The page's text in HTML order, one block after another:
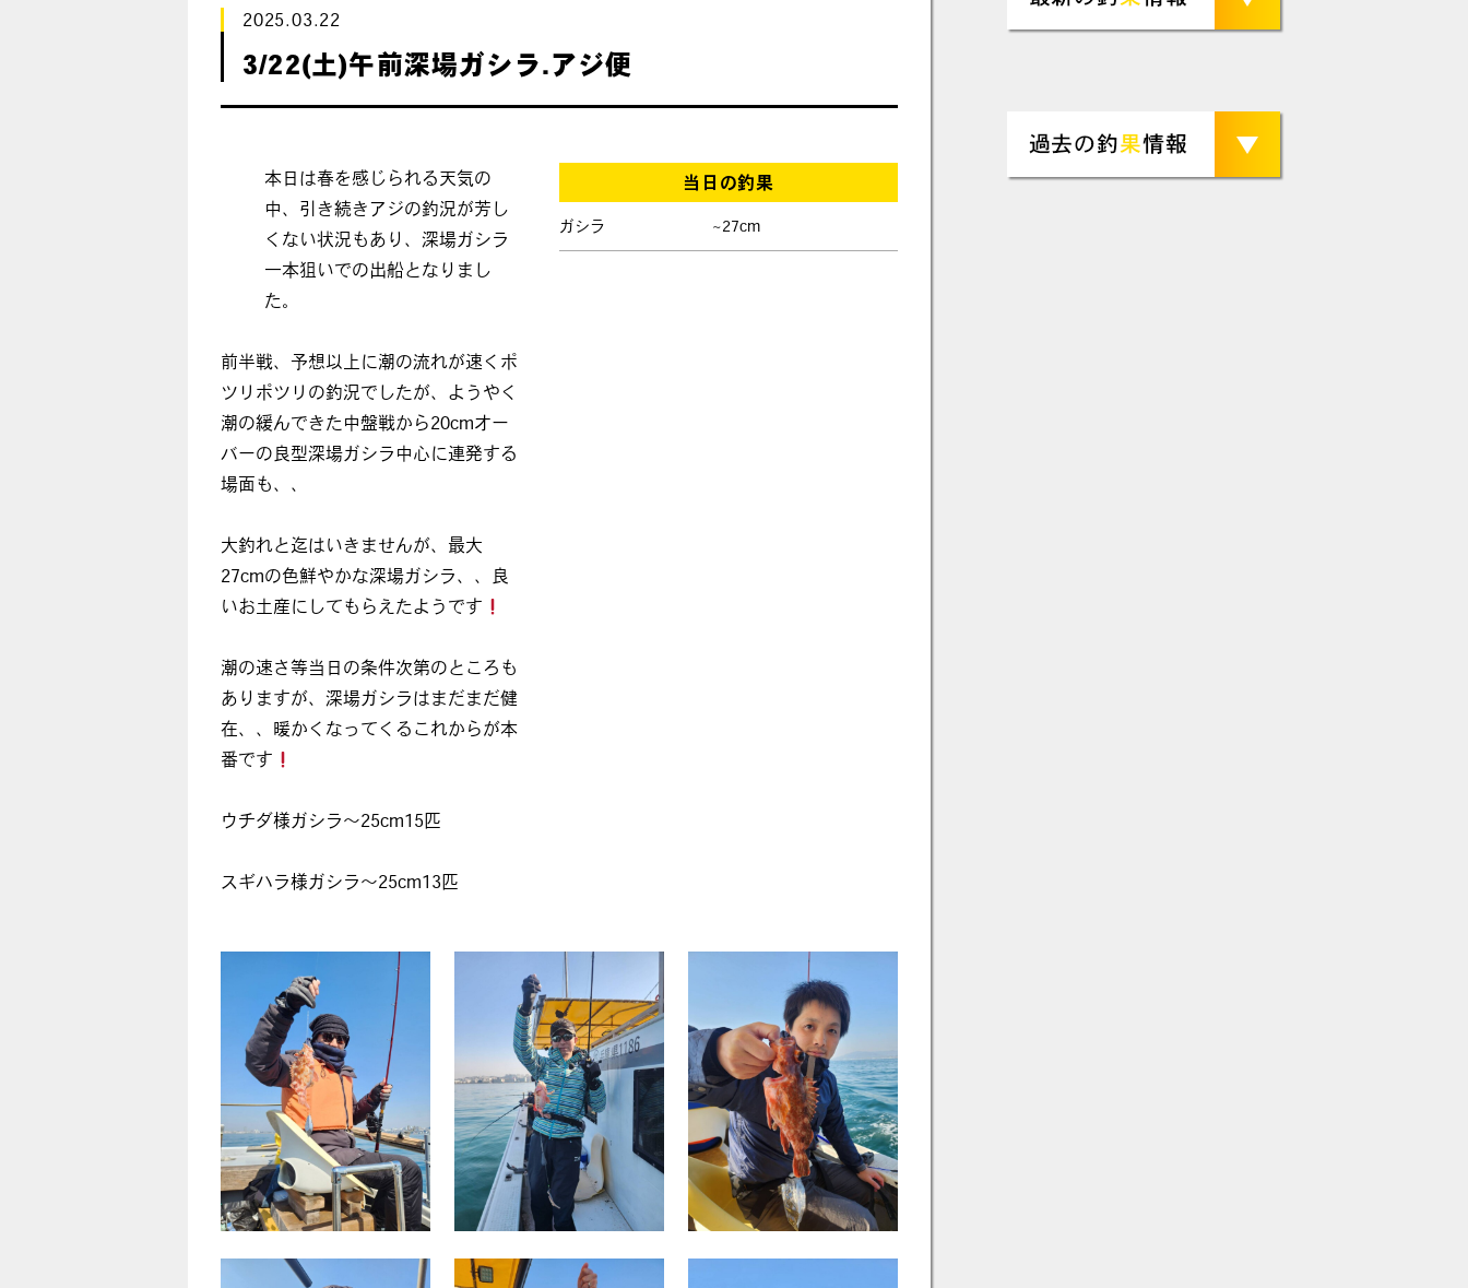
2025.03.22
3/22(土)午前深場ガシラ.アジ便
本日は春を感じられる天気の
中、引き続きアジの釣況が芳し
くない状況もあり、深場ガシラ
一本狙いでの出船となりまし
た。
前半戦、予想以上に潮の流れが速くポ
ツリポツリの釣況でしたが、ようやく
潮の緩んできた中盤戦から20cmオー
バーの良型深場ガシラ中心に連発する
場面も、、
大釣れと迄はいきませんが、最大
27cmの色鮮やかな深場ガシラ、、良
いお土産にしてもらえたようです
潮の速さ等当日の条件次第のところも
ありますが、深場ガシラはまだまだ健
在、、暖かくなってくるこれからが本
番です
ウチダ様ガシラ～25cm15匹
スギハラ様ガシラ～25cm13匹
当日の釣果
ガシラ ~27cm